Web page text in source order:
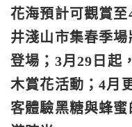
花海預計可觀賞
井淺山市集春季
登場；3月29日起
木賞花活動；4月
客體驗黑糖與蜂